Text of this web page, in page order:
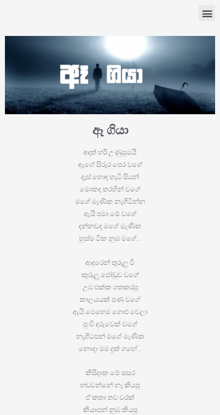
ඈ ගියා
අදත් හරි උණුසුමයි
ඇගේ සිරුර පෙර වගේ
දෑස් හොඳ හැටි පියන්
මොකද තරහින් වගේ
මගේ මැණික නැගිටින්න
ඇයි පමා මේ වගේ
දන්නවද මගේ මැණික
හුස්ම ටික නුඹ මගේ…
ආදරෙන් තුරුලු වී
කුරුලු ජෝඩුව වගේ
උඹ එක්ක ගතකරපු
කාලයයක් පණ වගේ
ඇයි මෙහෙම ගොළු වෙලා
පුංචි දරුවෙක් වගේ
නැගිටපන් මගේ මැණික
නොදා මම දුක් ගඟේ…
කිසිදාක මේ සසර
හඬවන්නේ නෑ කියපු
ඒ කතා තව වරක්
කියාපන් නුඹ කියපු